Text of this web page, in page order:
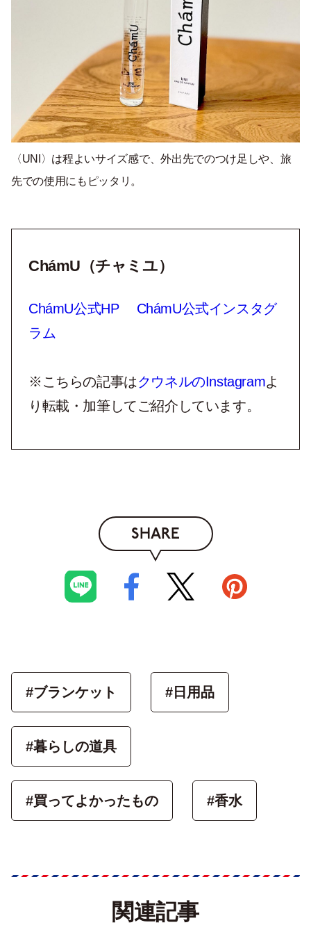
〈UNI〉は程よいサイズ感で、外出先でのつけ⾜しや、旅
先での使用にもピッタリ。
ChámU（チャミユ）
ChámU公式HP
ChámU公式インスタグ
ラム
※こちらの記事はクウネルのInstagramよ
り転載・加筆してご紹介しています。
SHARE
#ブランケット #日用品
#暮らしの道具
#買ってよかったもの #香水
関連記事